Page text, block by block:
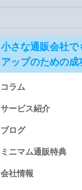
小さな通販会社で
アップのための
コラム
サービス紹介
ブログ
ミニマム通販特典
会社情報